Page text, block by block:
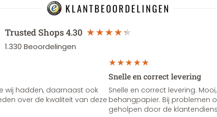
KLANTBEOORDELINGEN
Trusted Shops4.30
1.330 Beoordelingen
wij hadden, daarnaast ook
over de kwaliteit van deze
Snelle en correct levering
Snelle en correct levering.
behangpapier. Bij problemen
geholpen door de